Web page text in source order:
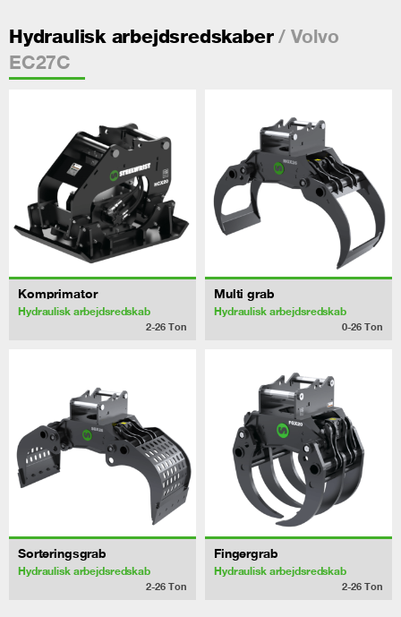
Hydraulisk arbejdsredskaber/ Volvo
EC27C
Komprimator
Hydraulisk arbejdsredskab
2-26 Ton
Multi grab
Hydraulisk arbejdsredskab
0-26 Ton
Sorteringsgrab
Hydraulisk arbejdsredskab
2-26 Ton
Fingergrab
Hydraulisk arbejdsredskab
2-26 Ton